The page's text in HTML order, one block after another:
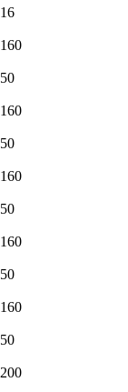
16
160
50
160
50
160
50
160
50
160
50
200